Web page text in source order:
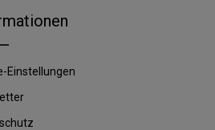
Einstellungen